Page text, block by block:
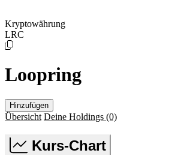
Kryptowährung
LRC
Loopring
Hinzufügen
Übersicht Deine Holdings (0)
Kurs-Chart